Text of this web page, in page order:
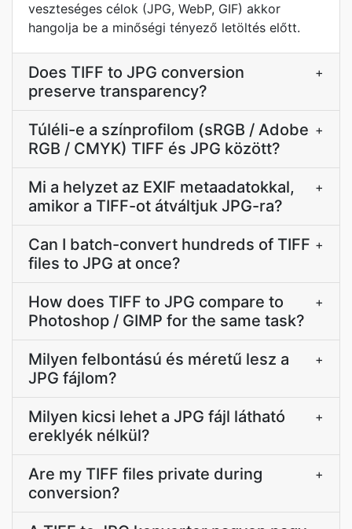
veszteséges célok (JPG, WebP, GIF) akkor
hangolja be a minőségi tényező letöltés előtt.
Does TIFF to JPG conversion
preserve transparency?
+
Túléli-e a színprofilom (sRGB / Adobe
RGB / CMYK) TIFF és JPG között?
+
Mi a helyzet az EXIF metaadatokkal,
amikor a TIFF-ot átváltjuk JPG-ra?
+
Can I batch-convert hundreds of TIFF
files to JPG at once?
+
How does TIFF to JPG compare to
Photoshop / GIMP for the same task?
+
Milyen felbontású és méretű lesz a
JPG fájlom?
+
Milyen kicsi lehet a JPG fájl látható
ereklyék nélkül?
+
Are my TIFF files private during
conversion?
+